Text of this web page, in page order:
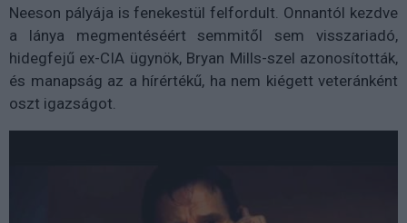
Neeson pályája is fenekestül felfordult. Onnantól kezdve
a lánya megmentéséért semmitől sem visszariadó,
hidegfejű ex-CIA ügynök, Bryan Mills-szel azonosították,
és manapság az a hírértékű, ha nem kiégett veteránként
oszt igazságot.